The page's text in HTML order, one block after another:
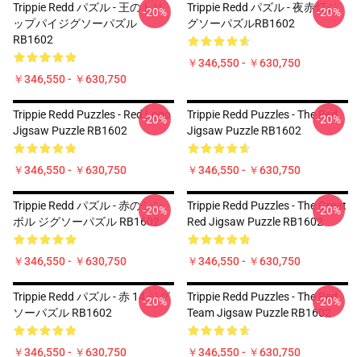
Trippie Redd パズル - 王のトリ
ップパイジグソーパズル
RB1602
￥346,550 - ￥630,750
-20%
Trippie Redd パズル - 夜赤灯ジ
グソーパズルRB1602
￥346,550 - ￥630,750
-20%
Trippie Redd Puzzles - Red Logo
Jigsaw Puzzle RB1602
￥346,550 - ￥630,750
-20%
Trippie Redd Puzzles - The Red
Jigsaw Puzzle RB1602
￥346,550 - ￥630,750
-20%
Trippie Redd パズル - 赤のシン
ボル ジグソーパズル RB1602
￥346,550 - ￥630,750
-20%
Trippie Redd Puzzles - The Great
Red Jigsaw Puzzle RB1602
￥346,550 - ￥630,750
-20%
Trippie Redd パズル - 赤 14 ジグ
ソーパズル RB1602
￥346,550 - ￥630,750
-20%
Trippie Redd Puzzles - The Red
Team Jigsaw Puzzle RB1602
￥346,550 - ￥630,750
-20%